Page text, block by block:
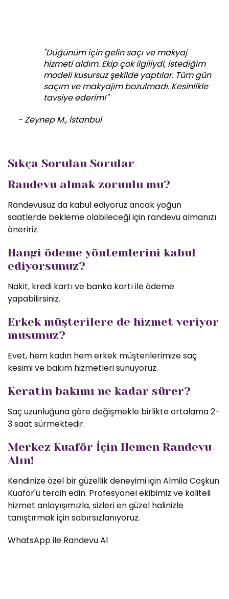
"Düğünüm için gelin saçı ve makyaj
hizmeti aldım. Ekip çok ilgiliydi, istediğim
modeli kusursuz şekilde yaptılar. Tüm gün
saçım ve makyajım bozulmadı. Kesinlikle
tavsiye ederim!"
- Zeynep M., İstanbul
Sıkça Sorulan Sorular
Randevu almak zorunlu mu?
Randevusuz da kabul ediyoruz ancak yoğun
saatlerde bekleme olabileceği için randevu almanızı
öneririz.
Hangi ödeme yöntemlerini kabul
ediyorsunuz?
Nakit, kredi kartı ve banka kartı ile ödeme
yapabilirsiniz.
Erkek müşterilere de hizmet veriyor
musunuz?
Evet, hem kadın hem erkek müşterilerimize saç
kesimi ve bakım hizmetleri sunuyoruz.
Keratin bakımı ne kadar sürer?
Saç uzunluğuna göre değişmekle birlikte ortalama 2-
3 saat sürmektedir.
Merkez Kuaför İçin Hemen Randevu
Alın!
Kendinize özel bir güzellik deneyimi için Almila Coşkun
Kuaför'ü tercih edin. Profesyonel ekibimiz ve kaliteli
hizmet anlayışımızla, sizleri en güzel halinizle
tanıştırmak için sabırsızlanıyoruz.
WhatsApp ile Randevu Al